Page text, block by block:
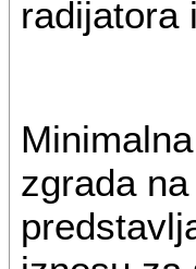
radijatora
zgrada